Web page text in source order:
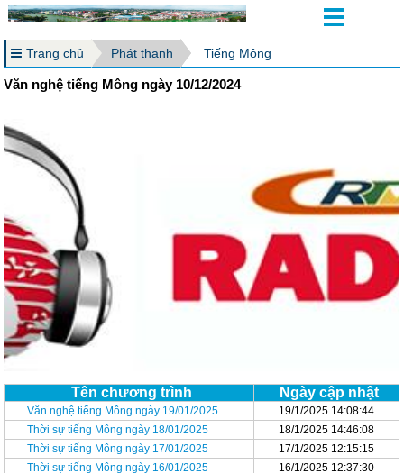
Trang chủ Phát thanh Tiếng Mông
Văn nghệ tiếng Mông ngày 10/12/2024
Tên chương trình Ngày cập nhật
Văn nghệ tiếng Mông ngày 19/01/2025
19/1/2025 14:08:44
Thời sự tiếng Mông ngày 18/01/2025
18/1/2025 14:46:08
Thời sự tiếng Mông ngày 17/01/2025
17/1/2025 12:15:15
Thời sự tiếng Mông ngày 16/01/2025
16/1/2025 12:37:30